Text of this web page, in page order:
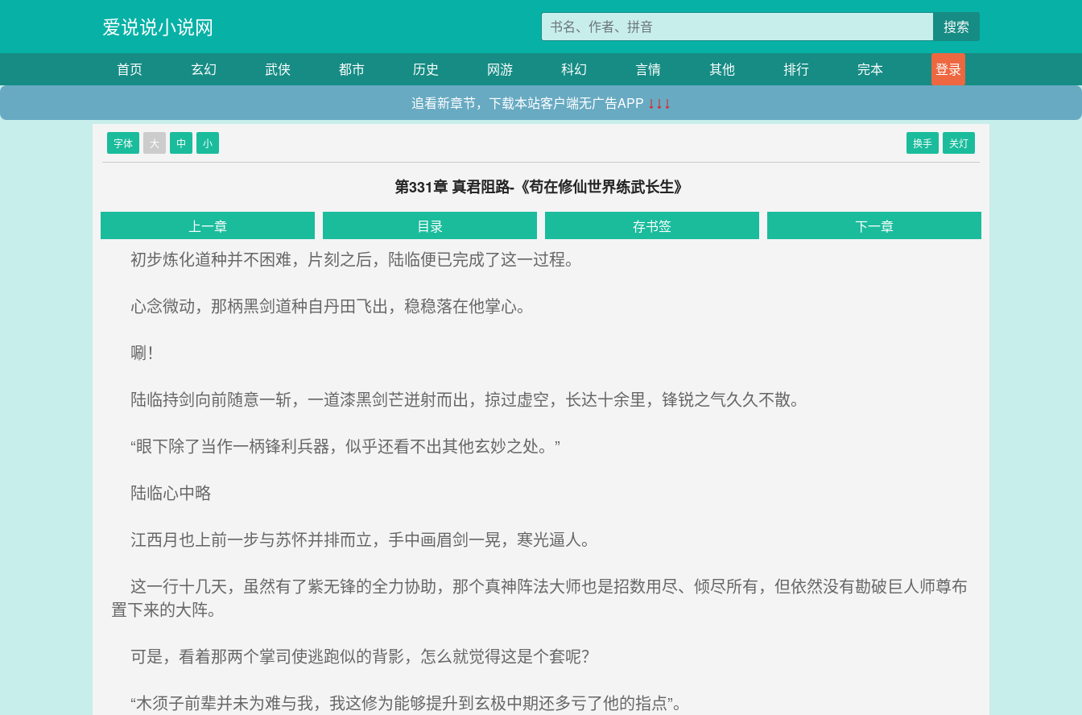
爱说说小说网 搜索
首页 玄幻 武侠 都市 历史 网游 科幻 言情 其他 排行 完本
登录
追看新章节，下载本站客户端无广告APP ↓↓↓
字体 大 中 小 换手 关灯
第331章 真君阻路-《苟在修仙世界练武长生》
上一章 目录 存书签 下一章
初步炼化道种并不困难，片刻之后，陆临便已完成了这一过程。
心念微动，那柄黑剑道种自丹田飞出，稳稳落在他掌心。
唰！
陆临持剑向前随意一斩，一道漆黑剑芒迸射而出，掠过虚空，长达十余里，锋锐之气久久不散。
“眼下除了当作一柄锋利兵器，似乎还看不出其他玄妙之处。”
陆临心中略
江西月也上前一步与苏怀并排而立，手中画眉剑一晃，寒光逼人。
这一行十几天，虽然有了紫无锋的全力协助，那个真神阵法大师也是招数用尽、倾尽所有，但依然没有勘破巨人师尊布
置下来的大阵。
可是，看着那两个掌司使逃跑似的背影，怎么就觉得这是个套呢？
“木须子前辈并未为难与我，我这修为能够提升到玄极中期还多亏了他的指点”。